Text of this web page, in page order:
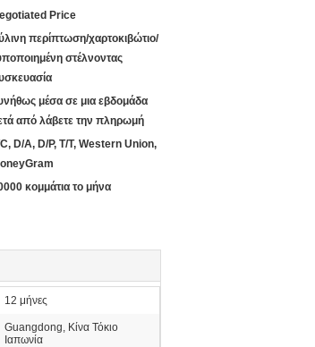
Price
περίπτωση/χαρτοκιβώτιο/
στέλνοντας
μέσα σε μια εβδομάδα
από λάβετε την πληρωμή
D/A, D/P, T/T, Western Union,
κομμάτια το μήνα
12 μήνες
Guangdong, Κίνα Τόκιο
Ιαπωνία